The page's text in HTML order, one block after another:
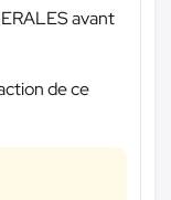
avant
de ce